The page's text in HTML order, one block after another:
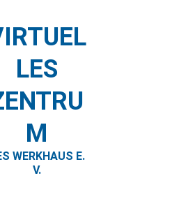
LES
M
WERKHAUS E.
V.